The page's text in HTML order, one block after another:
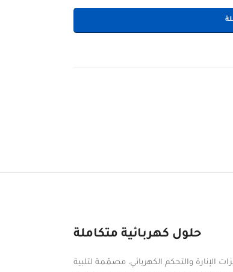
حلول كهربائية متكاملة
والتحكم الكهربائي، مصمّمة لتلبية